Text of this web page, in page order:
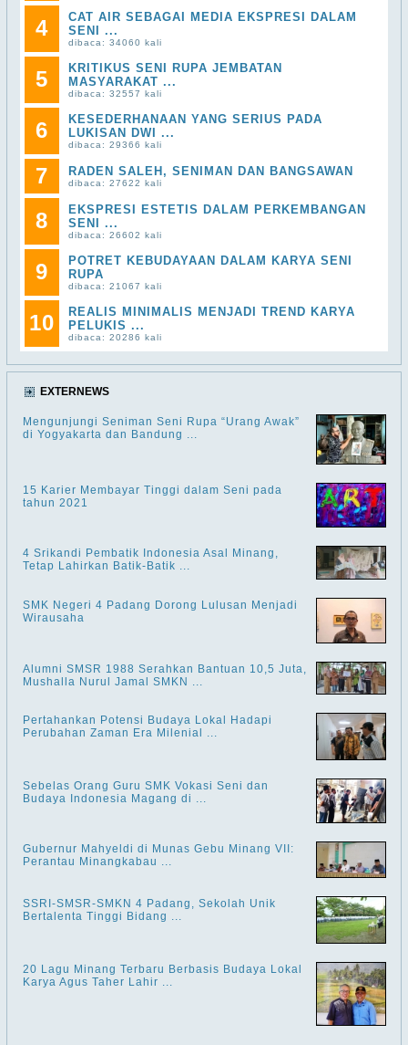
4
CAT AIR SEBAGAI MEDIA EKSPRESI DALAM
SENI ...
dibaca: 34060 kali
5
KRITIKUS SENI RUPA JEMBATAN
MASYARAKAT ...
dibaca: 32557 kali
6
KESEDERHANAAN YANG SERIUS PADA
LUKISAN DWI ...
dibaca: 29366 kali
7 RADEN SALEH, SENIMAN DAN BANGSAWAN
dibaca: 27622 kali
8
EKSPRESI ESTETIS DALAM PERKEMBANGAN
SENI ...
dibaca: 26602 kali
9
POTRET KEBUDAYAAN DALAM KARYA SENI
RUPA
dibaca: 21067 kali
10
REALIS MINIMALIS MENJADI TREND KARYA
PELUKIS ...
dibaca: 20286 kali
EXTERNEWS
Mengunjungi Seniman Seni Rupa “Urang Awak”
di Yogyakarta dan Bandung ...
15 Karier Membayar Tinggi dalam Seni pada
tahun 2021
4 Srikandi Pembatik Indonesia Asal Minang,
Tetap Lahirkan Batik-Batik ...
SMK Negeri 4 Padang Dorong Lulusan Menjadi
Wirausaha
Alumni SMSR 1988 Serahkan Bantuan 10,5 Juta,
Mushalla Nurul Jamal SMKN ...
Pertahankan Potensi Budaya Lokal Hadapi
Perubahan Zaman Era Milenial ...
Sebelas Orang Guru SMK Vokasi Seni dan
Budaya Indonesia Magang di ...
Gubernur Mahyeldi di Munas Gebu Minang VII:
Perantau Minangkabau ...
SSRI-SMSR-SMKN 4 Padang, Sekolah Unik
Bertalenta Tinggi Bidang ...
20 Lagu Minang Terbaru Berbasis Budaya Lokal
Karya Agus Taher Lahir ...